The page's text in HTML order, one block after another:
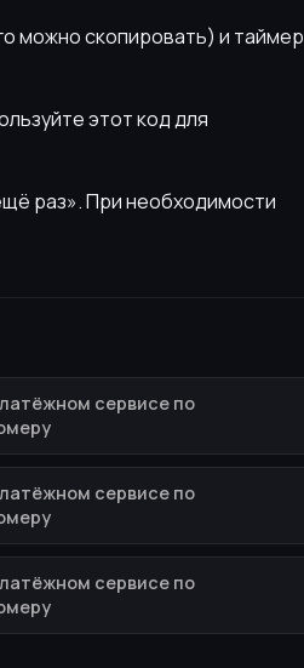
можно скопировать) и таймер
этот код для
раз». При необходимости
сервисе по
сервисе по
сервисе по